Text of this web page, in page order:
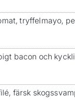
tryffelmayo,
bacon och
färsk